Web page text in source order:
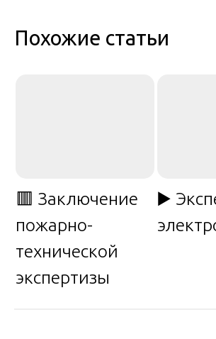
Похожие статьи
🟥 Заключение
пожарно-
технической
экспертизы
▶️